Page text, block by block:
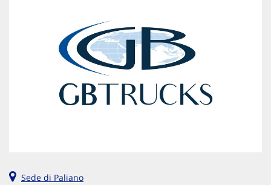
Sede di Paliano